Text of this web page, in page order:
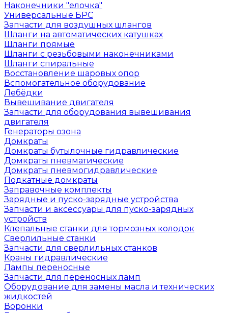
Наконечники "елочка"
Универсальные БРС
Запчасти для воздушных шлангов
Шланги на автоматических катушках
Шланги прямые
Шланги с резьбовыми наконечниками
Шланги спиральные
Восстановление шаровых опор
Вспомогательное оборудование
Лебёдки
Вывешивание двигателя
Запчасти для оборудования вывешивания
двигателя
Генераторы озона
Домкраты
Домкраты бутылочные гидравлические
Домкраты пневматические
Домкраты пневмогидравлические
Подкатные домкраты
Заправочные комплекты
Зарядные и пуско-зарядные устройства
Запчасти и аксессуары для пуско-зарядных
устройств
Клепальные станки для тормозных колодок
Сверлильные станки
Запчасти для сверлильных станков
Краны гидравлические
Лампы переносные
Запчасти для переносных ламп
Оборудование для замены масла и технических
жидкостей
Воронки